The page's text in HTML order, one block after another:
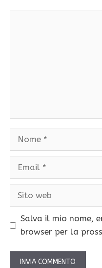
Nome
Email
Sito
Salva il mio nome,
browser per la